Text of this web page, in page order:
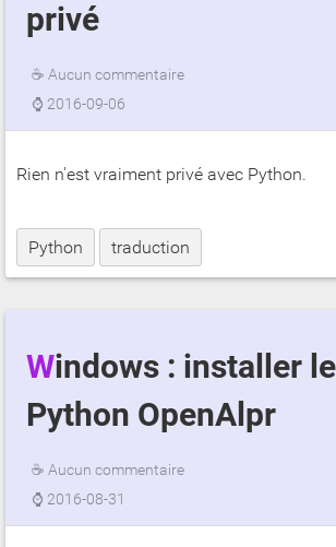
privé
☕ Aucun commentaire
⌚ 2016-09-06
Rien n'est vraiment privé avec Python.
Python traduction
Windows : installer le module
Python OpenAlpr
☕ Aucun commentaire
⌚ 2016-08-31